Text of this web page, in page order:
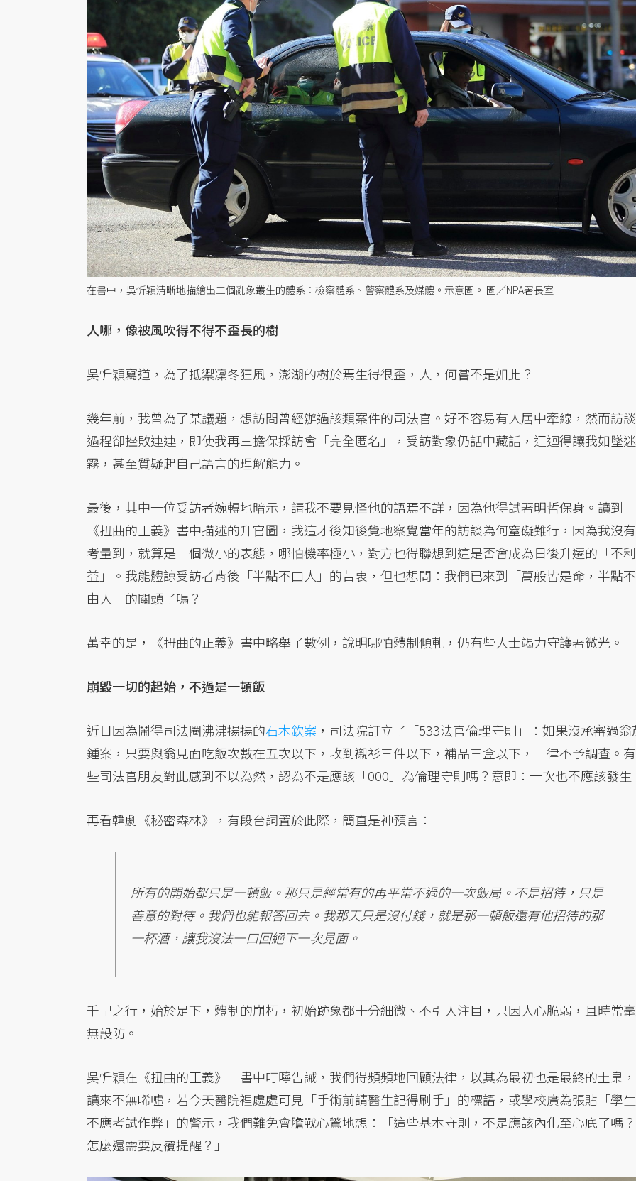
在書中，吳忻穎清晰地描繪出三個亂象叢生的體系：檢察體系、警察體系及媒體。示意圖。 圖／NPA署長室
人哪，像被風吹得不得不歪長的樹
吳忻穎寫道，為了抵禦凜冬狂風，澎湖的樹於焉生得很歪，人，何嘗不是如此？
幾年前，我曾為了某議題，想訪問曾經辦過該類案件的司法官。好不容易有人居中牽線，然而訪談
過程卻挫敗連連，即使我再三擔保採訪會「完全匿名」，受訪對象仍話中藏話，迂迴得讓我如墜迷
霧，甚至質疑起自己語言的理解能力。
最後，其中一位受訪者婉轉地暗示，請我不要見怪他的語焉不詳，因為他得試著明哲保身。讀到
《扭曲的正義》書中描述的升官圖，我這才後知後覺地察覺當年的訪談為何窒礙難行，因為我沒有
考量到，就算是一個微小的表態，哪怕機率極小，對方也得聯想到這是否會成為日後升遷的「不利
益」。我能體諒受訪者背後「半點不由人」的苦衷，但也想問：我們已來到「萬般皆是命，半點不
由人」的關頭了嗎？
萬幸的是，《扭曲的正義》書中略舉了數例，說明哪怕體制傾軋，仍有些人士竭力守護著微光。
崩毀一切的起始，不過是一頓飯
近日因為鬧得司法圈沸沸揚揚的石木欽案 ，司法院訂立了「533法官倫理守則」：如果沒承審過翁
鍾案，只要與翁見面吃飯次數在五次以下，收到襯衫三件以下，補品三盒以下，一律不予調查。有
些司法官朋友對此感到不以為然，認為不是應該「000」為倫理守則嗎？意即：一次也不應該發生
再看韓劇《秘密森林》，有段台詞置於此際，簡直是神預言：
所有的開始都只是一頓飯。那只是經常有的再平常不過的一次飯局。不是招待，只是
善意的對待。我們也能報答回去。我那天只是沒付錢，就是那一頓飯還有他招待的那
一杯酒，讓我沒法一口回絕下一次見面。
千里之行，始於足下，體制的崩朽，初始跡象都十分細微、不引人注目，只因人心脆弱，且時常毫
無設防。
吳忻穎在《扭曲的正義》一書中叮嚀告誡，我們得頻頻地回顧法律，以其為最初也是最終的圭臬，
讀來不無唏噓，若今天醫院裡處處可見「手術前請醫生記得刷手」的標語，或學校廣為張貼「學生
不應考試作弊」的警示，我們難免會膽戰心驚地想：「這些基本守則，不是應該內化至心底了嗎？
怎麼還需要反覆提醒？」